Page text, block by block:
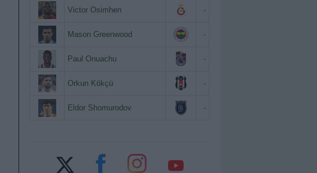
Victor Osimhen -
Mason Greenwood -
Paul Onuachu -
Orkun Kökçü -
Eldor Shomurodov -